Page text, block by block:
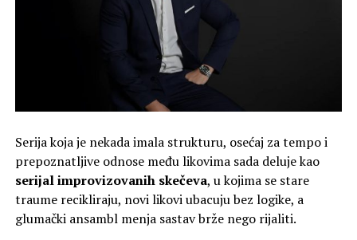
Serija koja je nekada imala strukturu, osećaj za tempo i
prepoznatljive odnose među likovima sada deluje kao
serijal improvizovanih skečeva, u kojima se stare
traume recikliraju, novi likovi ubacuju bez logike, a
glumački ansambl menja sastav brže nego rijaliti.